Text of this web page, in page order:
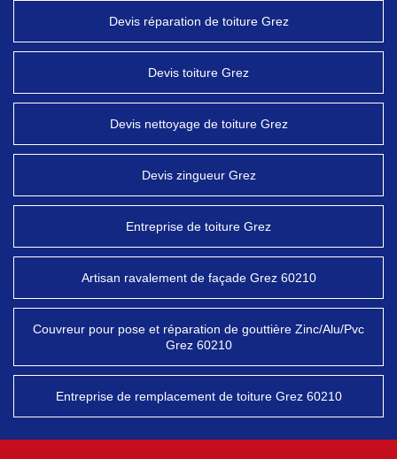
Devis réparation de toiture Grez
Devis toiture Grez
Devis nettoyage de toiture Grez
Devis zingueur Grez
Entreprise de toiture Grez
Artisan ravalement de façade Grez 60210
Couvreur pour pose et réparation de gouttière Zinc/Alu/Pvc
Grez 60210
Entreprise de remplacement de toiture Grez 60210